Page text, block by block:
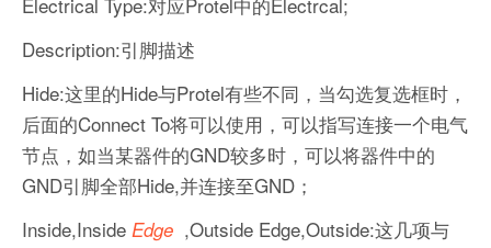
Description:引脚描述
Hide:这里的Hide与Protel有些不同，当勾选复选框时，
后面的Connect To将可以使用，可以指写连接一个电气
节点，如当某器件的GND较多时，可以将器件中的
GND引脚全部Hide,并连接至GND；
Inside,Inside Edge ,Outside Edge,Outside:这几项与